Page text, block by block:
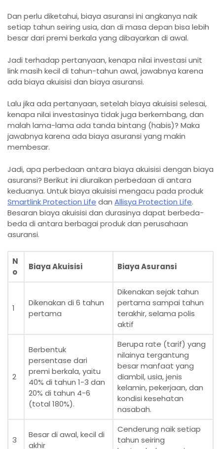
Dan perlu diketahui, biaya asuransi ini angkanya naik
setiap tahun seiring usia, dan di masa depan bisa lebih
besar dari premi berkala yang dibayarkan di awal.
Jadi terhadap pertanyaan, kenapa nilai investasi unit
link masih kecil di tahun-tahun awal, jawabnya karena
ada biaya akuisisi dan biaya asuransi.
Lalu jika ada pertanyaan, setelah biaya akuisisi selesai,
kenapa nilai investasinya tidak juga berkembang, dan
malah lama-lama ada tanda bintang (habis)? Maka
jawabnya karena ada biaya asuransi yang makin
membesar.
Jadi, apa perbedaan antara biaya akuisisi dengan biaya
asuransi? Berikut ini diuraikan perbedaan di antara
keduanya. Untuk biaya akuisisi mengacu pada produk
Smartlink Protection Life dan Allisya Protection Life.
Besaran biaya akuisisi dan durasinya dapat berbeda-
beda di antara berbagai produk dan perusahaan
asuransi.
N
o
Biaya Akuisisi Biaya Asuransi
1
Dikenakan di 6 tahun
pertama
Dikenakan sejak tahun
pertama sampai tahun
terakhir, selama polis
aktif
2
Berbentuk
persentase dari
premi berkala, yaitu
40% di tahun 1-3 dan
20% di tahun 4-6
(total 180%).
Berupa rate (tarif) yang
nilainya tergantung
besar manfaat yang
diambil, usia, jenis
kelamin, pekerjaan, dan
kondisi kesehatan
nasabah.
3
Besar di awal, kecil di
akhir
Cenderung naik setiap
tahun seiring